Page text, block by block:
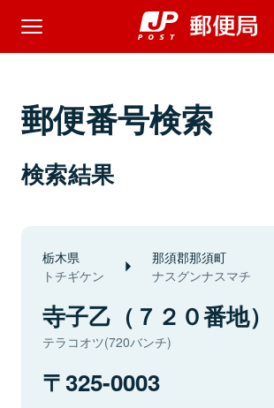
郵便番号検索
検索結果
栃木県
トチギケン
那須郡那須町
ナスグンナスマチ
寺子乙（７２０番地）
テラコオツ(720バンチ)
325-0003